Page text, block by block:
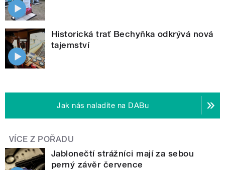
Historická trať Bechyňka odkrývá nová
tajemství
Jak nás naladíte na DABu
VÍCE Z POŘADU
Jablonečtí strážníci mají za sebou
perný závěr července